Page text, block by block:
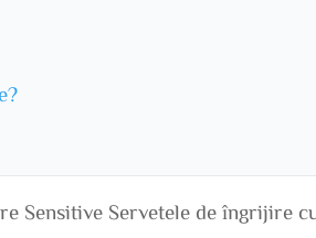
Sensitive Servetele de îngrijire